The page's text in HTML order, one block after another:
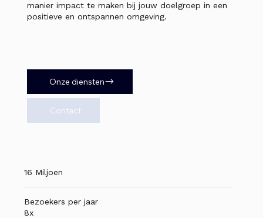
manier impact te maken bij jouw doelgroep in een
positieve en ontspannen omgeving.
Onze diensten
Contact
16 Miljoen
Bezoekers per jaar
8x